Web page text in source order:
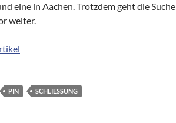
eine in Aachen. Trotzdem geht die Suche
weiter.
PIN SCHLIESSUNG